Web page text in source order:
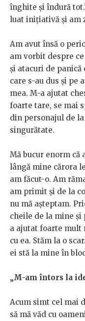
înghite și îndură
luat inițiativă și am
Am avut însă o
am vorbit despre
și atacuri de panică
care s-au dus și pe
mea. M-a ajutat
foarte tare, se mai
din personajul de
singurătate.
Mă bucur enorm că
lângă mine cărora
am făcut-o. Am
am primit și de la
nu mă așteptam.
cheile de la mine și
a ajutat foarte mult
cu ea. Stăm la o
ei stă la mine în
„M-am întors la
Acum simt cel mai
să mă văd cu